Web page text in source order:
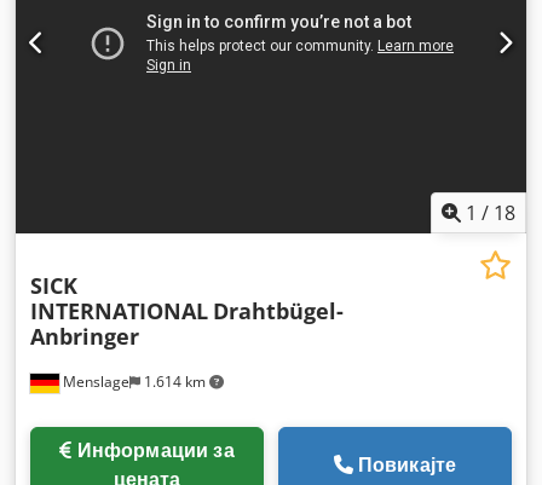
1 / 18
Menslage 1.614 km
SICK
INTERNATIONAL Drahtbügel-
Anbringer
цената
Повикајте